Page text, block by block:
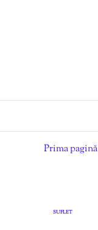
Prima pagină
SUFLET